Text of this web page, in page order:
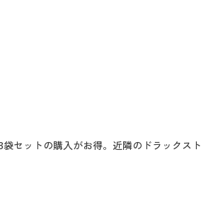
セットの購入がお得。近隣のドラックス